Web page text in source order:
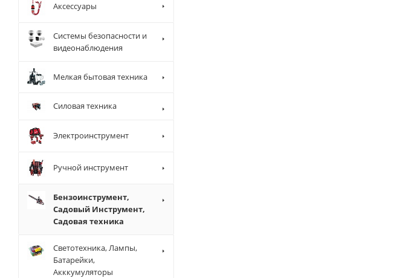
Аксессуары
Системы безопасности и
видеонаблюдения
Мелкая бытовая техника
Силовая техника
Электроинструмент
Ручной инструмент
Бензоинструмент,
Садовый Инструмент,
Садовая техника
Светотехника, Лампы,
Батарейки,
Акккумуляторы